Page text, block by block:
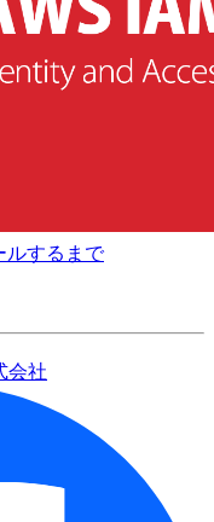
ルするまで
会社